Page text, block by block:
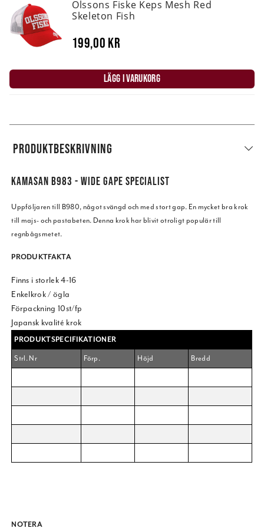
Olssons Fiske Keps Mesh Red
Skeleton Fish
199,00 kr
LÄGG I VARUKORG
PRODUKTBESKRIVNING
KAMASAN B983 - WIDE GAPE SPECIALIST
Uppföljaren till B980, något svängd och med stort gap. En mycket bra krok
till majs- och pastabeten. Denna krok har blivit otroligt populär till
regnbågsmetet.
PRODUKTFAKTA
Finns i storlek 4-16
Enkelkrok / ögla
Förpackning 10st/fp
Japansk kvalité krok
PRODUKTSPECIFIKATIONER
Strl. Nr
Förp. Höjd Bredd
NOTERA